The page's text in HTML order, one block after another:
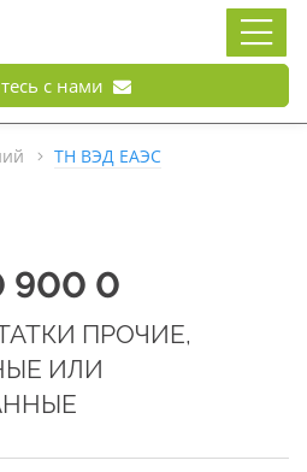
с нами
ТН ВЭД ЕАЭС
900 0
ПРОЧИЕ,
ИЛИ